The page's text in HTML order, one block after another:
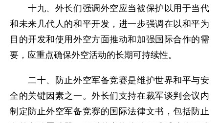
十九、外长们强调外空应当被保护以用于当代
和未来几代人的和平开发，进一步强调在以和平为
目的开发和使用外空方面推动和加强国际合作的需
要，应重点确保外空活动的长期可持续性。
二十、防止外空军备竞赛是维护世界和平与安
全的关键因素之一。外长们支持在裁军谈判会议内
制定防止外空军备竞赛的国际法律文书，包括防止